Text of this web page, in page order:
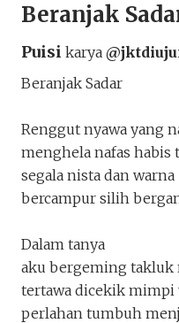
Beranjak
Puisi karya
Beranjak Sadar
Renggut nyawa yang
menghela nafas
segala nista dan warna
bercampur silih
Dalam tanya
aku bergeming takluk
tertawa dicekik
perlahan tumbuh